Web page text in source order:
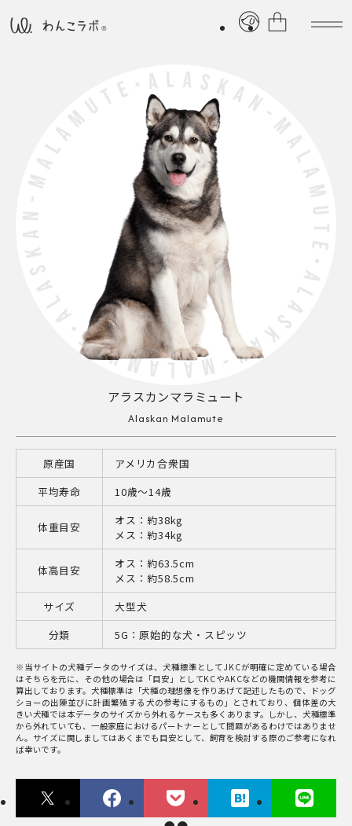
アラスカンマラミュート
Alaskan Malamute
原産国
アメリカ合衆国
平均寿命
10歳〜14歳
体重目安
オス：約38kg
メス：約34kg
体高目安
オス：約63.5cm
メス：約58.5cm
サイズ
大型犬
分類
5G：原始的な犬・スピッツ
※当サイトの犬種データのサイズは、犬種標準としてJKCが明確に定めている場合
はそちらを元に、その他の場合は「目安」としてKCやAKCなどの機関情報を参考に
算出しております。犬種標準は「犬種の理想像を作りあげて記述したもので、ドッグ
ショーの出陳並びに計画繁殖する犬の参考にするもの」とされており、個体差の大
きい犬種では本データのサイズから外れるケースも多くあります。しかし、犬種標準
から外れていても、一般家庭におけるパートナーとして問題があるわけではありませ
ん。サイズに関しましてはあくまでも目安として、飼育を検討する際のご参考になれ
ば幸いです。